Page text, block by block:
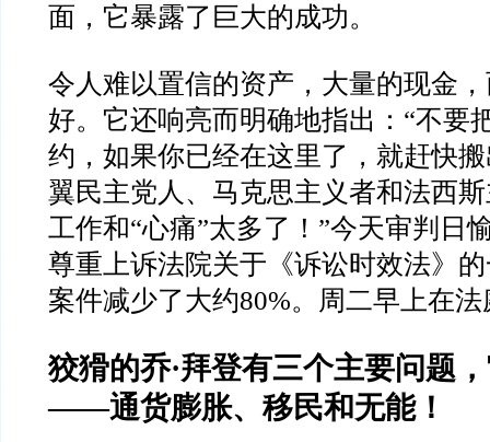
面，它暴露了巨大的成功。
令人难以置信的资产，大量的现金
好。它还响亮而明确地指出： “不要
约，如果你已经在这里了，就赶快
翼民主党人、马克思主义者和法西
工作和“心痛”太多了！ ”今天审判日
尊重上诉法院关于《诉讼时效法》
案件减少了大约80%。周二早上在
狡猾的乔·拜登有三个主要问题
——通货膨胀、移民和无能！